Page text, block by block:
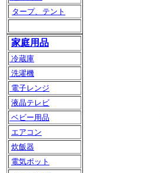
タープ、テント
家庭用品
冷蔵庫
洗濯機
電子レンジ
液晶テレビ
ベビー用品
エアコン
炊飯器
電気ポット